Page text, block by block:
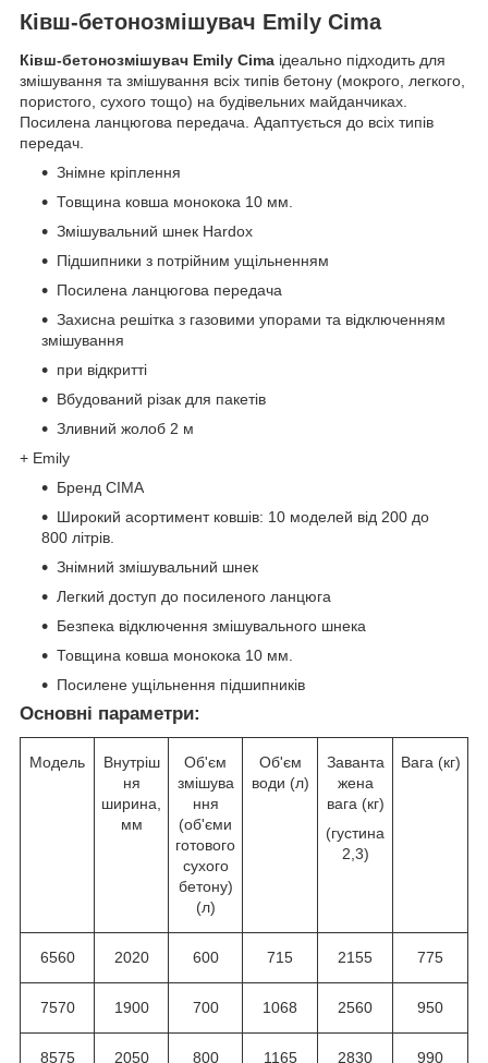
Ківш-бетонозмішувач Emily Cima
Ківш-бетонозмішувач Emily Cima ідеально підходить для
змішування та змішування всіх типів бетону (мокрого, легкого,
пористого, сухого тощо) на будівельних майданчиках.
Посилена ланцюгова передача. Адаптується до всіх типів
передач.
Знімне кріплення
Товщина ковша монокока 10 мм.
Змішувальний шнек Hardox
Підшипники з потрійним ущільненням
Посилена ланцюгова передача
Захисна решітка з газовими упорами та відключенням
змішування
при відкритті
Вбудований різак для пакетів
Зливний жолоб 2 м
+ Emily
Бренд СІМА
Широкий асортимент ковшів: 10 моделей від 200 до
800 літрів.
Знімний змішувальний шнек
Легкий доступ до посиленого ланцюга
Безпека відключення змішувального шнека
Товщина ковша монокока 10 мм.
Посилене ущільнення підшипників
Основні параметри:
Модель
Внутріш
ня
ширина,
мм
Об'єм
змішува
ння
(об'єми
готового
сухого
бетону)
(л)
Об'єм
води (л)
Заванта
жена
вага (кг)
(густина
2,3)
Вага (кг)
6560 2020 600 715 2155 775
7570 1900 700 1068 2560 950
8575 2050 800 1165 2830 990